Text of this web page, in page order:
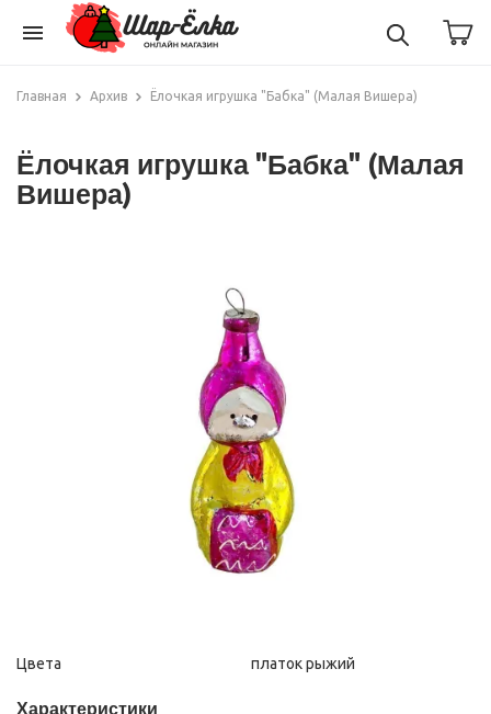
menu
Главная Архив Ёлочкая игрушка "Бабка" (Малая Вишера)
Ёлочкая игрушка "Бабка" (Малая
Вишера)
Цвета платок рыжий
Характеристики